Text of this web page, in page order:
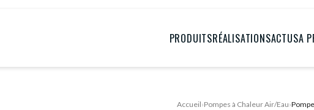
PRODUITSRÉALISATIONSACTUSA
Accueil›Pompes à Chaleur Air/Eau›